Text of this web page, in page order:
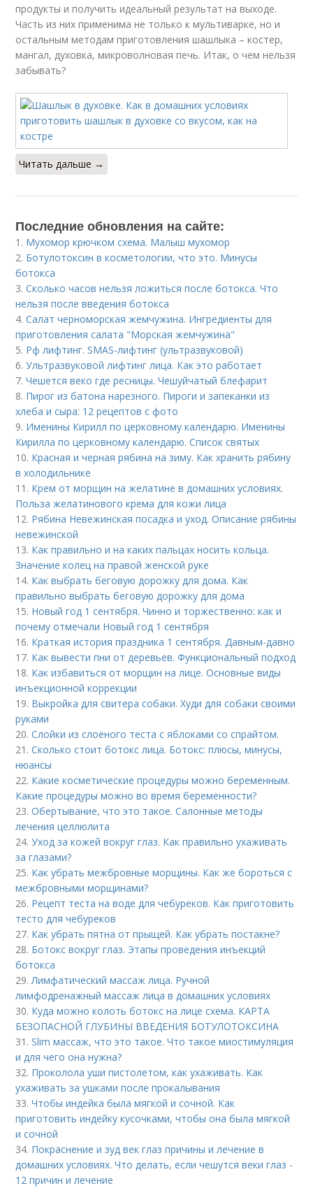
продукты и получить идеальный результат на выходе.
Часть из них применима не только к мультиварке, но и
остальным методам приготовления шашлыка – костер,
мангал, духовка, микроволновая печь. Итак, о чем нельзя
забывать?
Читать дальше →
Последние обновления на сайте:
1. Мухомор крючком схема. Малыш мухомор
2. Ботулотоксин в косметологии, что это. Минусы
ботокса
3.Сколько часов нельзя ложиться после ботокса. Что
нельзя после введения ботокса
4.Салат черноморская жемчужина. Ингредиенты для
приготовления салата "Морская жемчужина"
5. Рф лифтинг. SMAS-лифтинг (ультразвуковой)
6.Ультразвуковой лифтинг лица. Как это работает
7.Чешется веко где ресницы. Чешуйчатый блефарит
8. Пирог из батона нарезного. Пироги и запеканки из
хлеба и сыра: 12 рецептов с фото
9. Именины Кирилл по церковному календарю. Именины
Кирилла по церковному календарю. Список святых
10. Красная и черная рябина на зиму. Как хранить рябину
в холодильнике
11. Крем от морщин на желатине в домашних условиях.
Польза желатинового крема для кожи лица
12. Рябина Невежинская посадка и уход. Описание рябины
невежинской
13. Как правильно и на каких пальцах носить кольца.
Значение колец на правой женской руке
14. Как выбрать беговую дорожку для дома. Как
правильно выбрать беговую дорожку для дома
15. Новый год 1 сентября. Чинно и торжественно: как и
почему отмечали Новый год 1 сентября
16. Краткая история праздника 1 сентября. Давным-давно
17. Как вывести пни от деревьев. Функциональный подход
18. Как избавиться от морщин на лице. Основные виды
инъекционной коррекции
19. Выкройка для свитера собаки. Худи для собаки своими
руками
20.Слойки из слоеного теста с яблоками со спрайтом.
21.Сколько стоит ботокс лица. Ботокс: плюсы, минусы,
нюансы
22. Какие косметические процедуры можно беременным.
Какие процедуры можно во время беременности?
23.Обертывание, что это такое. Салонные методы
лечения целлюлита
24.Уход за кожей вокруг глаз. Как правильно ухаживать
за глазами?
25. Как убрать межбровные морщины. Как же бороться с
межбровными морщинами?
26. Рецепт теста на воде для чебуреков. Как приготовить
тесто для чебуреков
27. Как убрать пятна от прыщей. Как убрать постакне?
28. Ботокс вокруг глаз. Этапы проведения инъекций
ботокса
29.Лимфатический массаж лица. Ручной
лимфодренажный массаж лица в домашних условиях
30. Куда можно колоть ботокс на лице схема. КАРТА
БЕЗОПАСНОЙ ГЛУБИНЫ ВВЕДЕНИЯ БОТУЛОТОКСИНА
31.Slim массаж, что это такое. Что такое миостимуляция
и для чего она нужна?
32. Проколола уши пистолетом, как ухаживать. Как
ухаживать за ушками после прокалывания
33.Чтобы индейка была мягкой и сочной. Как
приготовить индейку кусочками, чтобы она была мягкой
и сочной
34. Покраснение и зуд век глаз причины и лечение в
домашних условиях. Что делать, если чешутся веки глаз -
12 причин и лечение